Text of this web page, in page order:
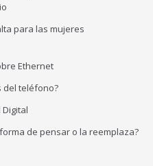
para las mujeres
Ethernet
del teléfono?
de pensar o la reemplaza?